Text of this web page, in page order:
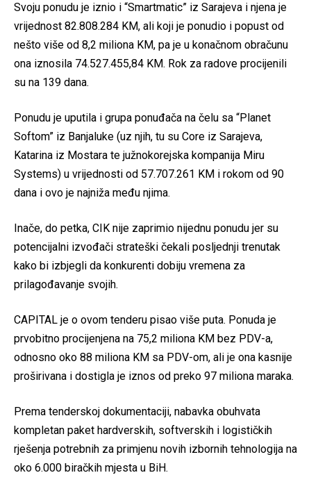
Svoju ponudu je iznio i “Smartmatic” iz Sarajeva i njena je
vrijednost 82.808.284 KM, ali koji je ponudio i popust od
nešto više od 8,2 miliona KM, pa je u konačnom obračunu
ona iznosila 74.527.455,84 KM. Rok za radove procijenili
su na 139 dana.
Ponudu je uputila i grupa ponuđača na čelu sa “Planet
Softom” iz Banjaluke (uz njih, tu su Core iz Sarajeva,
Katarina iz Mostara te južnokorejska kompanija Miru
Systems) u vrijednosti od 57.707.261 KM i rokom od 90
dana i ovo je najniža među njima.
Inače, do petka, CIK nije zaprimio nijednu ponudu jer su
potencijalni izvođači strateški čekali posljednji trenutak
kako bi izbjegli da konkurenti dobiju vremena za
prilagođavanje svojih.
CAPITAL je o ovom tenderu pisao više puta. Ponuda je
prvobitno procijenjena na 75,2 miliona KM bez PDV-a,
odnosno oko 88 miliona KM sa PDV-om, ali je ona kasnije
proširivana i dostigla je iznos od preko 97 miliona maraka.
Prema tenderskoj dokumentaciji, nabavka obuhvata
kompletan paket hardverskih, softverskih i logističkih
rješenja potrebnih za primjenu novih izbornih tehnologija na
oko 6.000 biračkih mjesta u BiH.